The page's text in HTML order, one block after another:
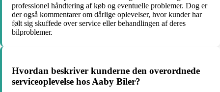
professionel håndtering af køb og eventuelle problemer. Dog er
der også kommentarer om dårlige oplevelser, hvor kunder har
følt sig skuffede over service eller behandlingen af deres
bilproblemer.
Hvordan beskriver kunderne den overordnede
serviceoplevelse hos Aaby Biler?